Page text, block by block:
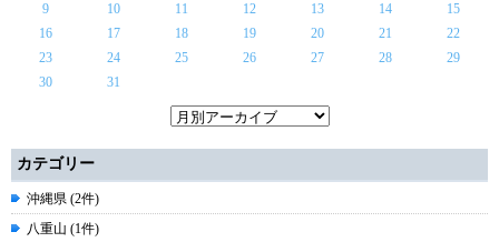
9
10 11 12 13 14
15
16
17 18 19 20 21
22
23
24 25 26 27 28
29
30
31
カテゴリー
沖縄県 (2件)
八重山 (1件)